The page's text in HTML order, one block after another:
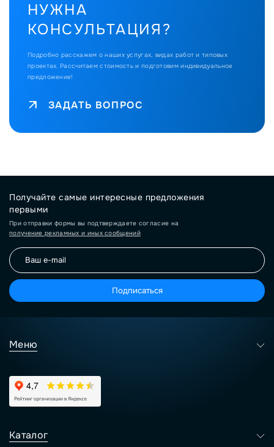
НУЖНА
КОНСУЛЬТАЦИЯ?
Подробно расскажем о наших услугах, видах работ и типовых
проектах. Рассчитаем стоимость и подготовим индивидуальное
предложение!
ЗАДАТЬ ВОПРОС
Получайте самые интересные предложения
первыми
При отправки формы вы подтверждаете согласие на
получение рекламных и иных сообщений
Подписаться
Меню
Каталог